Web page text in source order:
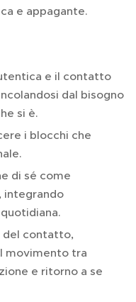
e appagante.
e il contatto
dal bisogno
si è.
i blocchi che
di sé come
integrando
del contatto,
movimento tra
e ritorno a se